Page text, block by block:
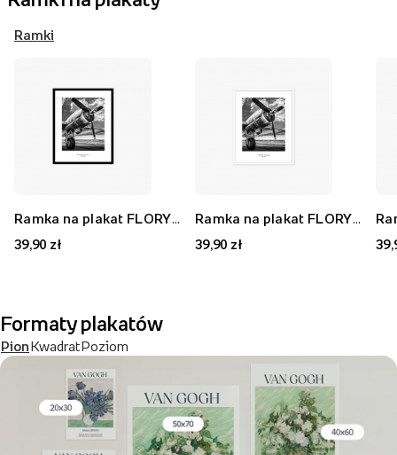
Ramki
39,90 zł
39,90 zł
Formaty plakatów
PionKwadratPoziom